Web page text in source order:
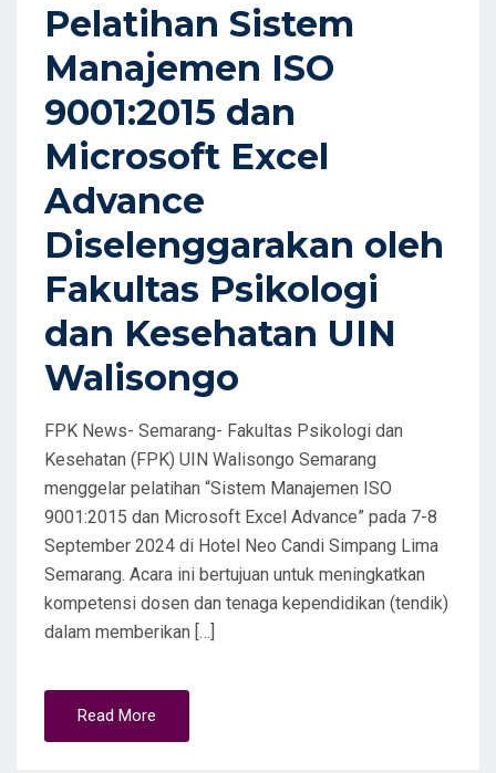
O
N
Pelatihan Sistem
Manajemen ISO
9001:2015 dan
Microsoft Excel
Advance
Diselenggarakan oleh
Fakultas Psikologi
dan Kesehatan UIN
Walisongo
FPK News- Semarang- Fakultas Psikologi dan
Kesehatan (FPK) UIN Walisongo Semarang
menggelar pelatihan “Sistem Manajemen ISO
9001:2015 dan Microsoft Excel Advance” pada 7-8
September 2024 di Hotel Neo Candi Simpang Lima
Semarang. Acara ini bertujuan untuk meningkatkan
kompetensi dosen dan tenaga kependidikan (tendik)
dalam memberikan […]
Read More